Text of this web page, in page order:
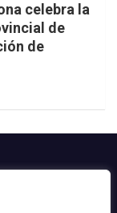
celebra la
de
de